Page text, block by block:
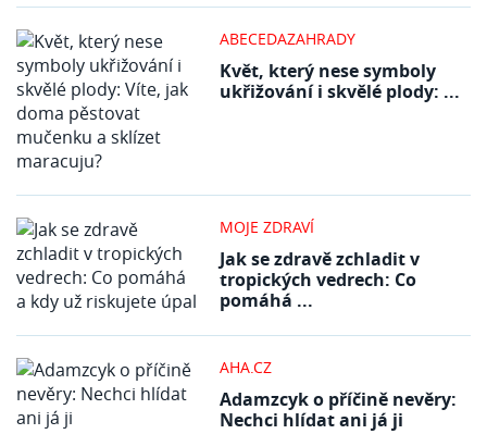
ABECEDAZAHRADY
Květ, který nese symboly
ukřižování i skvělé plody: ...
MOJE ZDRAVÍ
Jak se zdravě zchladit v
tropických vedrech: Co
pomáhá ...
AHA.CZ
Adamzcyk o příčině nevěry:
Nechci hlídat ani já ji